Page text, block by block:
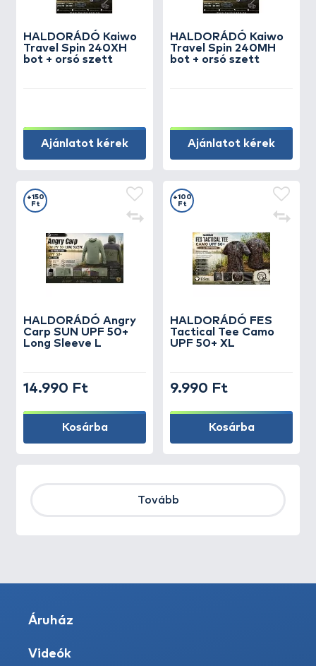
HALDORÁDÓ Kaiwo
Travel Spin 240XH
bot + orsó szett
Ajánlatot kérek
HALDORÁDÓ Kaiwo
Travel Spin 240MH
bot + orsó szett
Ajánlatot kérek
HALDORÁDÓ Angry
Carp SUN UPF 50+
Long Sleeve L
+150
Ft
14.990 Ft
Kosárba
HALDORÁDÓ FES
Tactical Tee Camo
UPF 50+ XL
+100
Ft
9.990 Ft
Kosárba
Tovább
Áruház
Videók